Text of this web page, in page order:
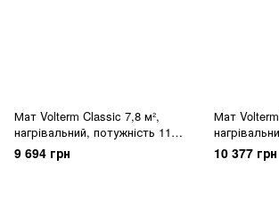
Мат Volterm Classic 7,8 м²,
нагрівальний, потужність 1100
Вт
9 694 грн
Мат
Вт
10 377 грн